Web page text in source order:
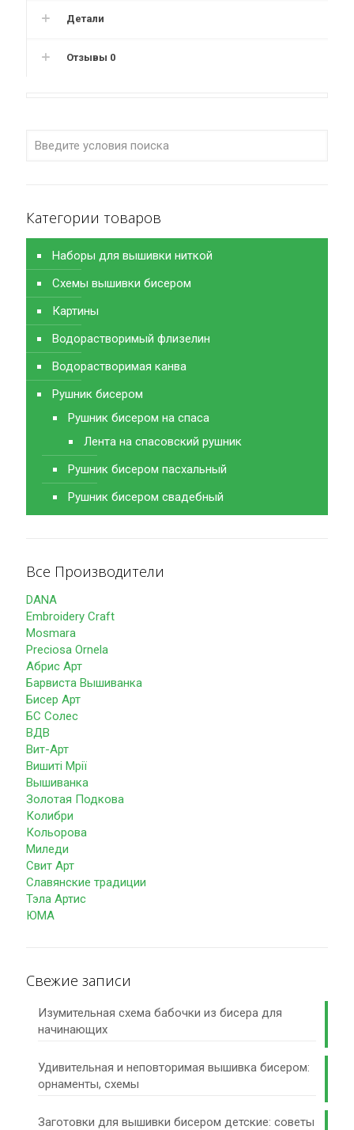
Детали
Отзывы 0
Категории товаров
Наборы для вышивки ниткой
Схемы вышивки бисером
Картины
Водорастворимый флизелин
Водорастворимая канва
Рушник бисером
Рушник бисером на спаса
Лента на спасовский рушник
Рушник бисером пасхальный
Рушник бисером свадебный
Все Производители
DANA
Embroidery Craft
Mosmara
Preciosa Ornela
Абрис Арт
Барвиста Вышиванка
Бисер Арт
БС Солес
ВДВ
Вит-Арт
Вишиті Мрії
Вышиванка
Золотая Подкова
Колибри
Кольорова
Миледи
Свит Арт
Славянские традиции
Тэла Артис
ЮМА
Свежие записи
Изумительная схема бабочки из бисера для
начинающих
Удивительная и неповторимая вышивка бисером:
орнаменты, схемы
Заготовки для вышивки бисером детские: советы